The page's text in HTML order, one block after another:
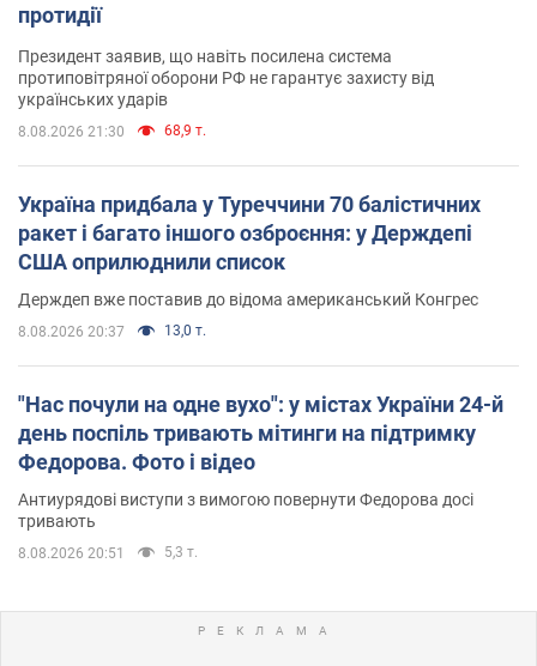
протидії
Президент заявив, що навіть посилена система
протиповітряної оборони РФ не гарантує захисту від
українських ударів
8.08.2026 21:30 68,9 т.
Україна придбала у Туреччини 70 балістичних
ракет і багато іншого озброєння: у Держдепі
США оприлюднили список
Держдеп вже поставив до відома американський Конгрес
8.08.2026 20:37 13,0 т.
"Нас почули на одне вухо": у містах України 24-й
день поспіль тривають мітинги на підтримку
Федорова. Фото і відео
Антиурядові виступи з вимогою повернути Федорова досі
тривають
8.08.2026 20:51 5,3 т.